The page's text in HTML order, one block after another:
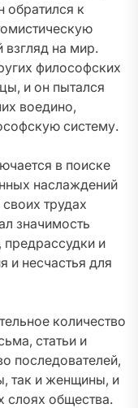
обратился к
взгляд на мир.
философских
и он пытался
воедино,
систему.
в поиске
наслаждений
трудах
значимость
и
и несчастья для
количество
статьи и
последователей,
так и женщины, и
слоях общества.